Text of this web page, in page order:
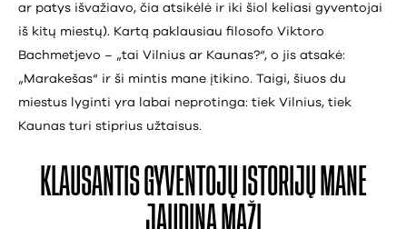
ar patys išvažiavo, čia atsikėlė ir iki šiol keliasi gyventojai
iš kitų miestų). Kartą paklausiau filosofo Viktoro
Bachmetjevo – „tai Vilnius ar Kaunas?“, o jis atsakė:
„Marakešas“ ir ši mintis mane įtikino. Taigi, šiuos du
miestus lyginti yra labai neprotinga: tiek Vilnius, tiek
Kaunas turi stiprius užtaisus.
KLAUSANTIS GYVENTOJŲ ISTORIJŲ
MANE
JAUDINA MAŽI